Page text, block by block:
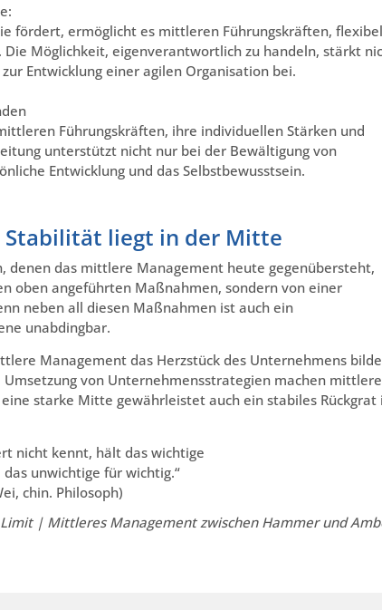
fördert, ermöglicht es mittleren Führungskräften, flexibel
Möglichkeit, eigenverantwortlich zu handeln, stärkt
Entwicklung einer agilen Organisation bei.
Führungskräften, ihre individuellen Stärken und
unterstützt nicht nur bei der Bewältigung von
Entwicklung und das Selbstbewusstsein.
liegt in der Mitte
das mittlere Management heute gegenübersteht,
oben angeführten Maßnahmen, sondern von einer
neben all diesen Maßnahmen ist auch ein
unabdingbar.
Management das Herzstück des Unternehmens
von Unternehmensstrategien machen mittlere
starke Mitte gewährleistet auch ein stabiles Rückgrat
nicht kennt, hält das wichtige
unwichtige für wichtig.“
chin. Philosoph)
| Mittleres Management zwischen Hammer und